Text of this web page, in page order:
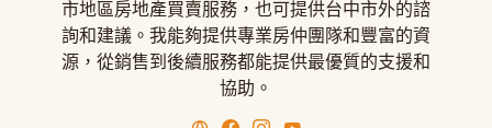
市地區房地產買賣服務，也可提供台中市外的諮
詢和建議。我能夠提供專業房仲團隊和豐富的資
源，從銷售到後續服務都能提供最優質的支援和
協助。